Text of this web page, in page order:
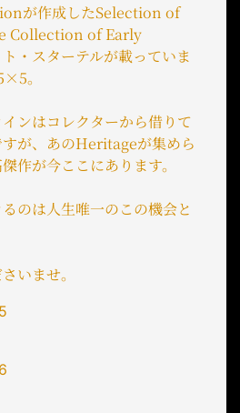
が作成したSelection of
Collection of Early
・スターテルが載っていま
。
ンはコレクターから借りて
が、あのHeritageが集めら
作が今ここにあります。
のは人生唯一のこの機会と
いませ。